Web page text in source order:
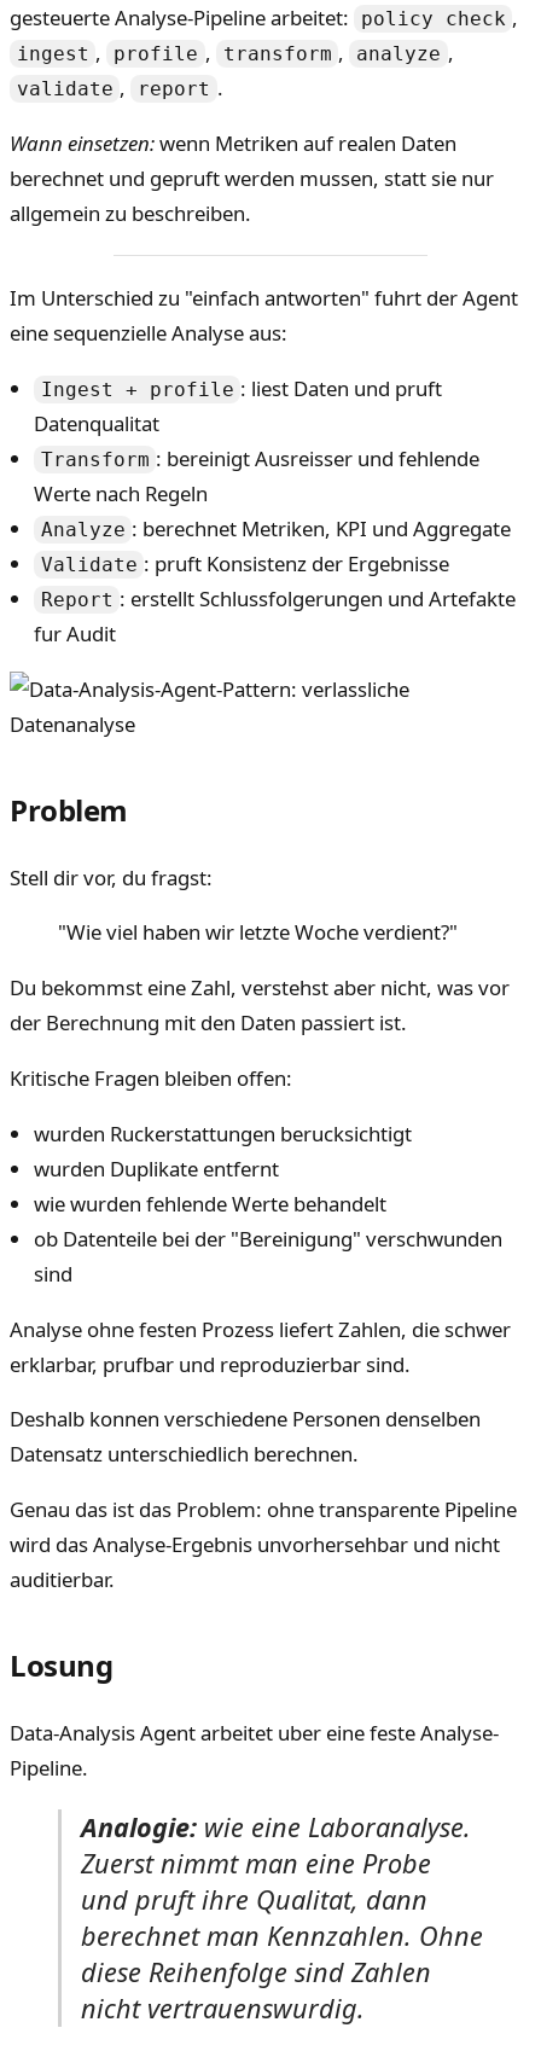
gesteuerte Analyse-Pipeline arbeitet:
policy check ,
ingest , profile , transform , analyze ,
validate , report .
Wann einsetzen:wenn Metriken auf realen Daten
berechnet und gepruft werden mussen, statt sie nur
allgemein zu beschreiben.
Im Unterschied zu "einfach antworten" fuhrt der Agent
eine sequenzielle Analyse aus:
Ingest + profile : liest Daten und pruft
Datenqualitat
Transform : bereinigt Ausreisser und fehlende
Werte nach Regeln
Analyze : berechnet Metriken, KPI und Aggregate
Validate : pruft Konsistenz der Ergebnisse
Report : erstellt Schlussfolgerungen und Artefakte
fur Audit
Problem
Stell dir vor, du fragst:
"Wie viel haben wir letzte Woche verdient?"
Du bekommst eine Zahl, verstehst aber nicht, was vor
der Berechnung mit den Daten passiert ist.
Kritische Fragen bleiben offen:
wurden Ruckerstattungen berucksichtigt
wurden Duplikate entfernt
wie wurden fehlende Werte behandelt
ob Datenteile bei der "Bereinigung" verschwunden
sind
Analyse ohne festen Prozess liefert Zahlen, die schwer
erklarbar, prufbar und reproduzierbar sind.
Deshalb konnen verschiedene Personen denselben
Datensatz unterschiedlich berechnen.
Genau das ist das Problem: ohne transparente Pipeline
wird das Analyse-Ergebnis unvorhersehbar und nicht
auditierbar.
Losung
Data-Analysis Agent arbeitet uber eine feste Analyse-
Pipeline.
Analogie: wie eine Laboranalyse.
Zuerst nimmt man eine Probe
und pruft ihre Qualitat, dann
berechnet man Kennzahlen. Ohne
diese Reihenfolge sind Zahlen
nicht vertrauenswurdig.